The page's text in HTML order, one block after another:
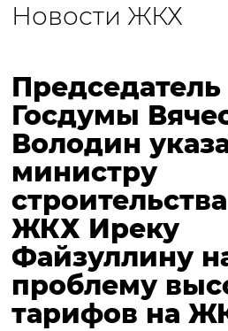
Новости ЖКХ
Председатель
Госдумы
Володин
министру
ЖКХ Иреку
Файзуллину
проблему
тарифов на